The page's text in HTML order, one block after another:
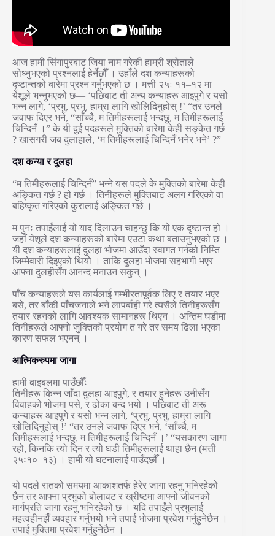
आज हामी सिंगापुरबाट जिया नाम गरेकी हाम्री श्रोताले
सोध्नुभएको प्रश्नलाई हेर्नेछौँ । उहाँले दश कन्याहरूको
दृष्टान्तको बारेमा प्रश्न गर्नुभएको छ । मत्ती २५ः ११–१२ मा
येशूले भन्नुभएको छ— ‘पछिबाट ती अन्य कन्याहरू आइपुगे र यसो
भन्न लागे, ‘प्रभु, प्रभु, हाम्रा लागि खोलिदिनुहोस् !’ “तर उनले
जवाफ दिएर भने, “साँच्चै, म तिमीहरूलाई भन्दछु, म तिमीहरूलाई
चिन्दिनँ ।” के यी दुई पदहरूले मुक्तिको बारेमा केही सङ्केत गर्छ
? खासगरी जब दुलाहाले, ‘म तिमीहरूलाई चिन्दिनँ भनेर भने’ ?”
दश कन्या र दुलहा
“म तिमीहरूलाई चिन्दिनँ” भन्ने यस पदले के मुक्तिको बारेमा केही
अङ्कित गर्छ ? हो गर्छ । तिनीहरूले मुक्तिबाट अलग गरिएको वा
बहिष्कृत गरिएको कुरालाई अङ्कित गर्छ ।
म पुनः तपाईंलाई यो याद दिलाउन चाहन्छु कि यो एक दृष्टान्त हो ।
जहाँ येशूले दश कन्याहरूको बारेमा एउटा कथा बताउनुभएको छ ।
यी दश कन्याहरूलाई दुलहा भोजमा आउँदा स्वागत गर्नको निम्ति
जिम्मेवारी दिइएको थियो । ताकि दुलहा भोजमा सहभागी भएर
आफ्ना दुलहीसँग आनन्द मनाउन सकुन् ।
पाँच कन्याहरूले यस कार्यलाई गम्भीरतापूर्वक लिए र तयार भएर
बसे, तर बाँकी पाँचजनाले भने लापर्बाही गरे त्यसैले तिनीहरूसँग
तयार रहनको लागि आवश्यक सामानहरू थिएन । अन्तिम घडीमा
तिनीहरूले आफ्नो जुक्तिको प्रयोग त गरे तर समय ढिला भएका
कारण सफल भएनन् ।
आत्मिकरुपमा जागा
हामी बाइबलमा पाउँछौँः
तिनीहरू किन्न जाँदा दुलहा आइपुगे, र तयार हुनेहरू उनीसँग
विवाहको भोजमा पसे, र ढोका बन्द भयो । पछिबाट ती अरू
कन्याहरू आइपुगे र यसो भन्न लागे, ‘प्रभु, प्रभु, हाम्रा लागि
खोलिदिनुहोस् !’ “तर उनले जवाफ दिएर भने, ‘साँच्चै, म
तिमीहरूलाई भन्दछु, म तिमीहरूलाई चिन्दिनँ ।’ “यसकारण जागा
रहो, किनकि त्यो दिन र त्यो घडी तिमीहरूलाई थाहा छैन (मत्ती
२५ः१०–१३) । हामी यो घटनालाई पाउँदछौँ ।
यो पदले रातको समयमा आकाशतर्फ हेरेर जागा रहनु भनिरहेको
छैन तर आफ्ना प्रभुको बोलावट र ख्रीष्टमा आफ्नो जीवनको
मार्गप्रति जागा रहनु भनिरहेको छ । यदि तपाईंले प्रभुलाई
महत्वहीनझैँ व्यवहार गर्नुभयो भने तपाईं भोजमा प्रवेश गर्नुहुनेछैन ।
तपाईं मुक्तिमा प्रवेश गर्नुहुनेछैन ।